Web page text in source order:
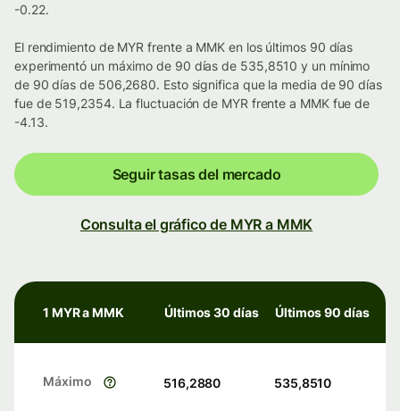
-0.22.
El rendimiento de MYR frente a MMK en los últimos 90 días
experimentó un máximo de 90 días de 535,8510 y un mínimo
de 90 días de 506,2680. Esto significa que la media de 90 días
fue de 519,2354. La fluctuación de MYR frente a MMK fue de
-4.13.
Seguir tasas del mercado
Consulta el gráfico de MYR a MMK
1 MYR a MMK Últimos 30 días Últimos 90 días
Máximo 516,2880 535,8510